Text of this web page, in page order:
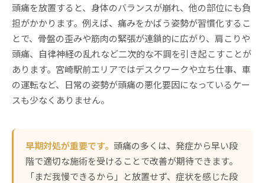
頭痛を放置すると、身体のバランスが崩れ、他の部位にも負
担がかかります。例えば、痛みをかばう姿勢が習慣化するこ
とで、骨盤の歪みや筋肉の緊張が連鎖的に広がり、肩こりや
頭痛、自律神経の乱れなど二次的な不調を引き起こすことが
あります。宮崎駅前エリアではデスクワークや立ち仕事、車
の運転など、日常の姿勢が頭痛の悪化要因になっているケー
スも少なくありません。
早期対処が重要です。 頭痛の多くは、発症から早い段
階で適切な施術を受けることで改善が期待できます。
「まだ我慢できるから」と放置せず、症状を感じた段